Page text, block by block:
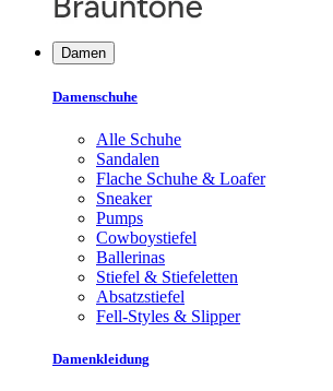
Damen
Damenschuhe
Alle Schuhe
Sandalen
Flache Schuhe & Loafer
Sneaker
Pumps
Cowboystiefel
Ballerinas
Stiefel & Stiefeletten
Absatzstiefel
Fell-Styles & Slipper
Damenkleidung